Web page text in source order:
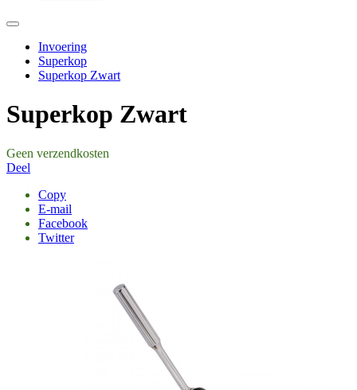
Invoering
Superkop
Superkop Zwart
Superkop Zwart
Geen verzendkosten
Deel
Copy
E-mail
Facebook
Twitter